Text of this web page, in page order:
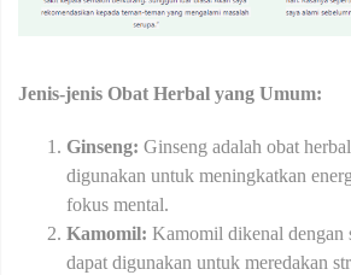
Jenis-jenis Obat Herbal yang Umum:
Ginseng: Ginseng adalah obat
digunakan untuk meningkatkan
fokus mental.
Kamomil: Kamomil dikenal dengan
dapat digunakan untuk meredakan